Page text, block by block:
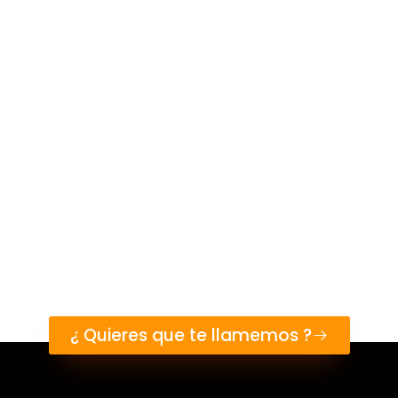
¿ Quieres que te llamemos ?